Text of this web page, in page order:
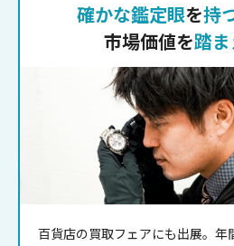
確かな鑑定眼を持
市場価値を踏
百貨店の買取フェアにも出展。年